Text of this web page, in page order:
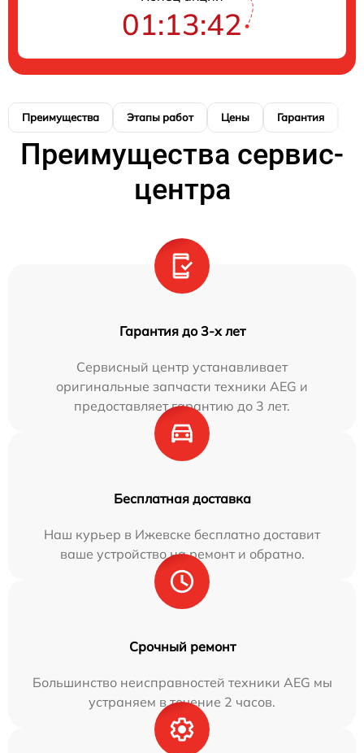
01:13:41
Преимущества Этапы работ Цены Гарантия
Преимущества сервис-
центра
Гарантия до 3-х лет
Сервисный центр устанавливает
оригинальные запчасти техники AEG и
предоставляет гарантию до 3 лет.
Бесплатная доставка
Наш курьер в Ижевске бесплатно доставит
ваше устройство на ремонт и обратно.
Срочный ремонт
Большинство неисправностей техники AEG мы
устраняем в течение 2 часов.